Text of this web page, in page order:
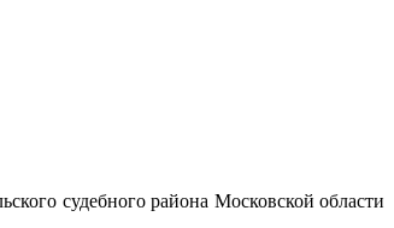
судебного района Московской области